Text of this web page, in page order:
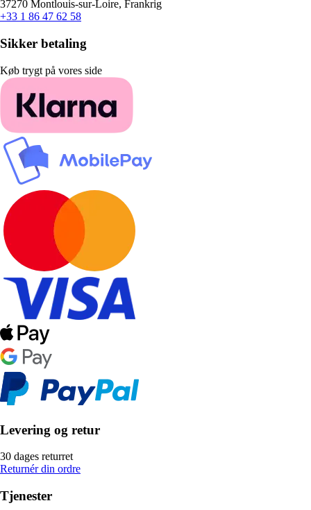
37270 Montlouis-sur-Loire, Frankrig
+33 1 86 47 62 58
Sikker betaling
Køb trygt på vores side
Levering og retur
30 dages returret
Returnér din ordre
Tjenester